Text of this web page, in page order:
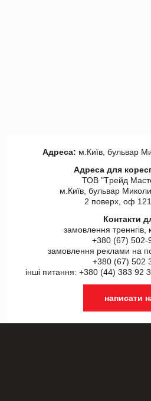
Адреса: м.Київ, бульвар
Адреса для
ТОВ "Tрейд
м.Київ, бульвар
2 поверх, оф
Контакти
замовлення треннгів,
+380 (67) 502-
замовлення реклами на
+380 (67) 502
інші питання: +380 (44) 383 92
написати